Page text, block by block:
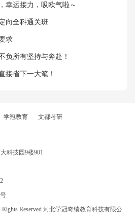
幸运接力，吸欧气啦～
向全科通关班
求
负所有坚持与奔赴！
接省下一大笔！
学冠教育 文都考研
科技园9楼901
Rights Reserved 河北学冠奇绩教育科技有限公